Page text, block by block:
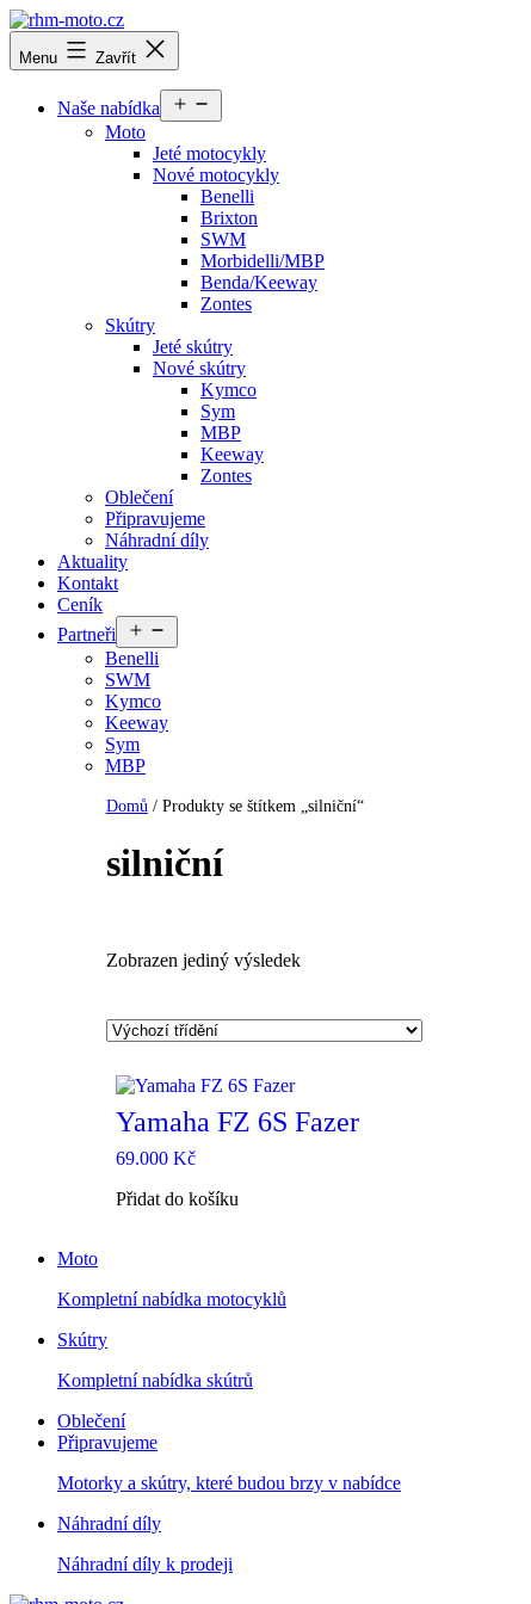
Přejít
k
obsahu
rhm-
moto.cz
Menu Zavřít
Naše nabídka
menu
Moto
Jeté motocykly
Nové motocykly
Benelli
Brixton
SWM
Morbidelli/MBP
Benda/Keeway
Zontes
Skútry
Jeté skútry
Nové skútry
Kymco
Sym
MBP
Keeway
Zontes
Oblečení
Připravujeme
Náhradní díly
Aktuality
Kontakt
Ceník
Partneři
menu
Benelli
SWM
Kymco
Keeway
Sym
MBP
Domů / Produkty se štítkem „silniční“
silniční
Zobrazen jediný výsledek
Yamaha FZ 6S Fazer
69.000 Kč
Přidat do košíku
Moto
Kompletní nabídka motocyklů
Skútry
Kompletní nabídka skútrů
Oblečení
Připravujeme
Motorky a skútry, které budou brzy v nabídce
Náhradní díly
Náhradní díly k prodeji